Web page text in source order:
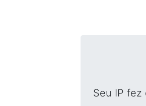
Seu IP fez